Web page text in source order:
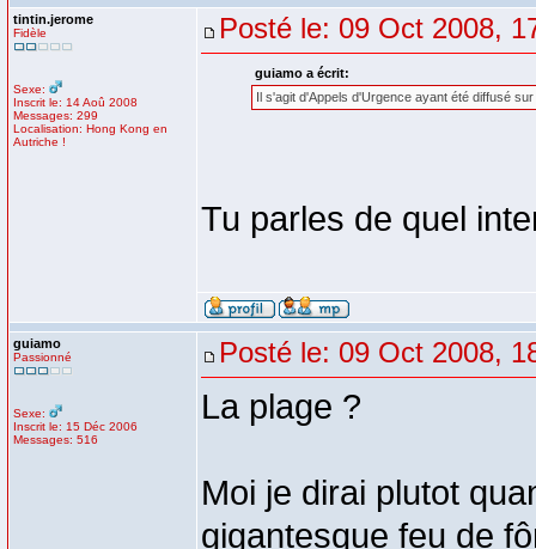
tintin.jerome
Fidèle
Sexe:
Inscrit le: 14 Aoû 2008
Messages: 299
Localisation: Hong Kong en
Autriche !
Posté le: 09 Oct 2008,
guiamo a écrit:
Il s'agit d'Appels d'Urgence ayant été diffusé
Tu parles de quel
guiamo
Passionné
Sexe:
Inscrit le: 15 Déc 2006
Messages: 516
Posté le: 09 Oct 2008,
La plage ?
Moi je dirai plutot
gigantesque feu de